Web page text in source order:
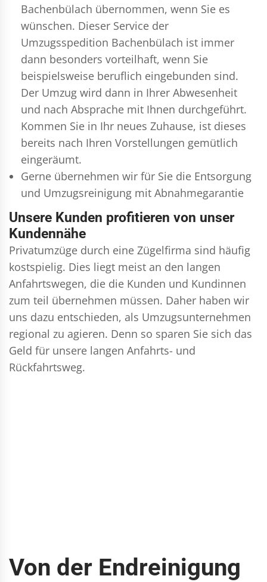
Bachenbülach übernommen, wenn Sie es
wünschen. Dieser Service der
Umzugsspedition Bachenbülach ist immer
dann besonders vorteilhaft, wenn Sie
beispielsweise beruflich eingebunden sind.
Der Umzug wird dann in Ihrer Abwesenheit
und nach Absprache mit Ihnen durchgeführt.
Kommen Sie in Ihr neues Zuhause, ist dieses
bereits nach Ihren Vorstellungen gemütlich
eingeräumt.
Gerne übernehmen wir für Sie die Entsorgung
und Umzugsreinigung mit Abnahmegarantie
Unsere Kunden profitieren von unser
Kundennähe
Privatumzüge durch eine Zügelfirma sind häufig
kostspielig. Dies liegt meist an den langen
Anfahrtswegen, die die Kunden und Kundinnen
zum teil übernehmen müssen. Daher haben wir
uns dazu entschieden, als Umzugsunternehmen
regional zu agieren. Denn so sparen Sie sich das
Geld für unsere langen Anfahrts- und
Rückfahrtsweg.
Von der Endreinigung